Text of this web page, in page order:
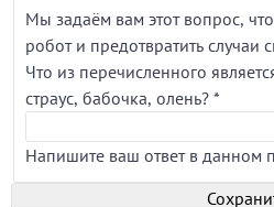
Мы задаём вам этот вопрос,
робот и предотвратить случаи
Что из перечисленного
страус, бабочка, олень? *
Напишите ваш ответ в данном